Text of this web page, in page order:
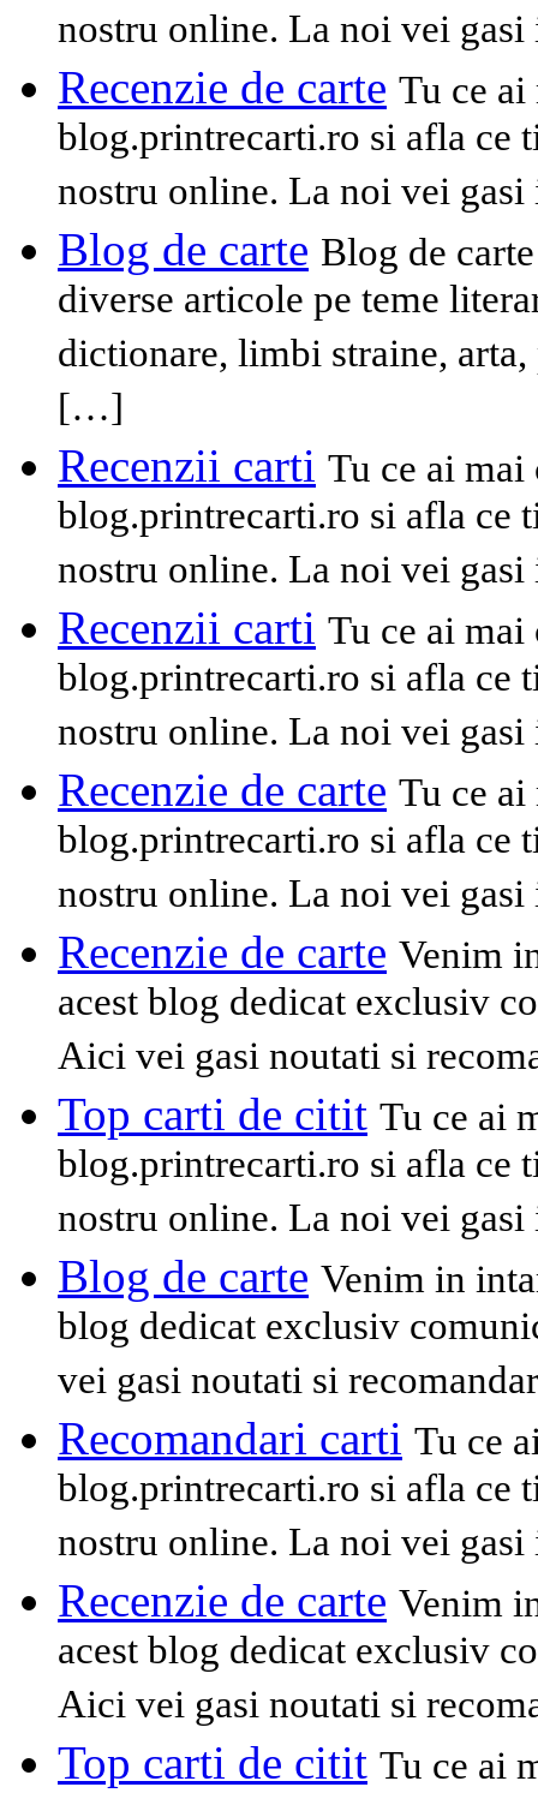
nostru online. La noi vei
Recenzie de carte Tu ce
blog.printrecarti.ro si afla ce
nostru online. La noi vei
Blog de carte Blog de
diverse articole pe teme
dictionare, limbi straine,
[…]
Recenzii carti Tu ce ai
blog.printrecarti.ro si afla ce
nostru online. La noi vei
Recenzii carti Tu ce ai
blog.printrecarti.ro si afla ce
nostru online. La noi vei
Recenzie de carte Tu ce
blog.printrecarti.ro si afla ce
nostru online. La noi vei
Recenzie de carte Venim
acest blog dedicat exclusiv
Aici vei gasi noutati si
Top carti de citit Tu ce ai
blog.printrecarti.ro si afla ce
nostru online. La noi vei
Blog de carte Venim in
blog dedicat exclusiv
vei gasi noutati si
Recomandari carti Tu ce
blog.printrecarti.ro si afla ce
nostru online. La noi vei
Recenzie de carte Venim
acest blog dedicat exclusiv
Aici vei gasi noutati si
Top carti de citit Tu ce ai